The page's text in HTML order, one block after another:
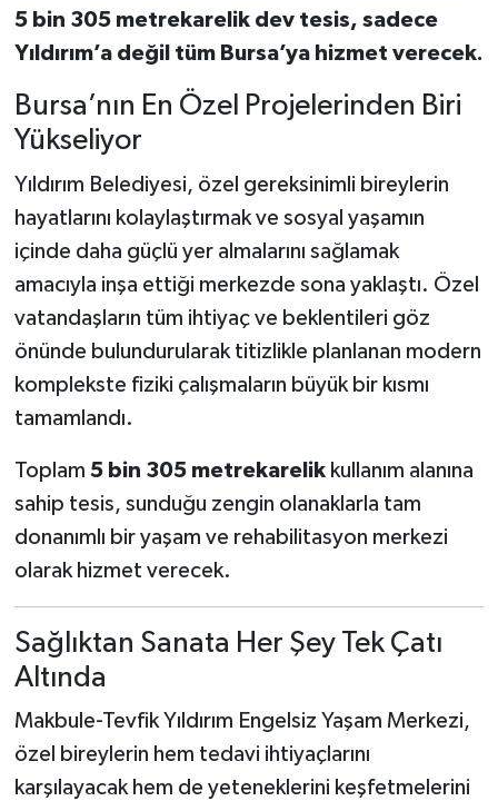
5 bin 305 metrekarelik dev tesis, sadece
Yıldırım’a değil tüm Bursa’ya hizmet verecek.
Bursa’nın En Özel Projelerinden Biri
Yükseliyor
Yıldırım Belediyesi, özel gereksinimli bireylerin
hayatlarını kolaylaştırmak ve sosyal yaşamın
içinde daha güçlü yer almalarını sağlamak
amacıyla inşa ettiği merkezde sona yaklaştı. Özel
vatandaşların tüm ihtiyaç ve beklentileri göz
önünde bulundurularak titizlikle planlanan modern
komplekste fiziki çalışmaların büyük bir kısmı
tamamlandı.
Toplam 5 bin 305 metrekarelikkullanım alanına
sahip tesis, sunduğu zengin olanaklarla tam
donanımlı bir yaşam ve rehabilitasyon merkezi
olarak hizmet verecek.
Sağlıktan Sanata Her Şey Tek Çatı
Altında
Makbule-Tevfik Yıldırım Engelsiz Yaşam Merkezi,
özel bireylerin hem tedavi ihtiyaçlarını
karşılayacak hem de yeteneklerini keşfetmelerini